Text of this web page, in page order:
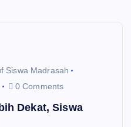
Siswa Madrasah
0 Comments
Dekat, Siswa